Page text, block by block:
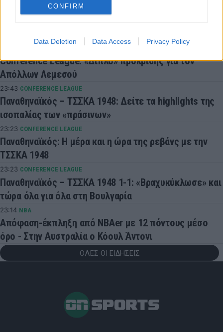
CONFIRM
Data Deletion Data Access Privacy Policy
CONFERENCE LEAGUE
Γιάγκουσιτς: «Πρέπει να βελτιωθούμε, έχουμε πέντε
Conference League: «Διπλό» πρόκρισης για τον
Απόλλων Λεμεσού
23:43 CONFERENCE LEAGUE
Παναθηναϊκός – ΤΣΣΚΑ 1948: Δείτε τα highlights της
ισοπαλίας των «πράσινων»
23:23 CONFERENCE LEAGUE
Παναθηναϊκός: Η μέρα και η ώρα της ρεβάνς με την
ΤΣΣΚΑ 1948
23:23 CONFERENCE LEAGUE
Παναθηναϊκός – ΤΣΣΚΑ 1948 1-1: «Βραχυκύκλωσε» και
τώρα όλα για όλα στη Βουλγαρία
23:14 NBA
Απόφαση-έκπληξη από NBAer με 12 πόντους μέσο
όρο - Στην Αυστραλία ο Κόουλ Άντονι
ΟΛΕΣ ΟΙ ΕΙΔΗΣΕΙΣ